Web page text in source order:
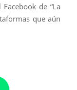
de “La
que aún